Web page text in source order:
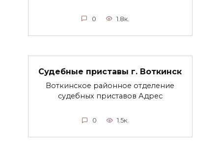
0 1.8к.
Судебные приставы г. Воткинск
Воткинское районное отделение
судебных приставов Адрес
0 1.5к.